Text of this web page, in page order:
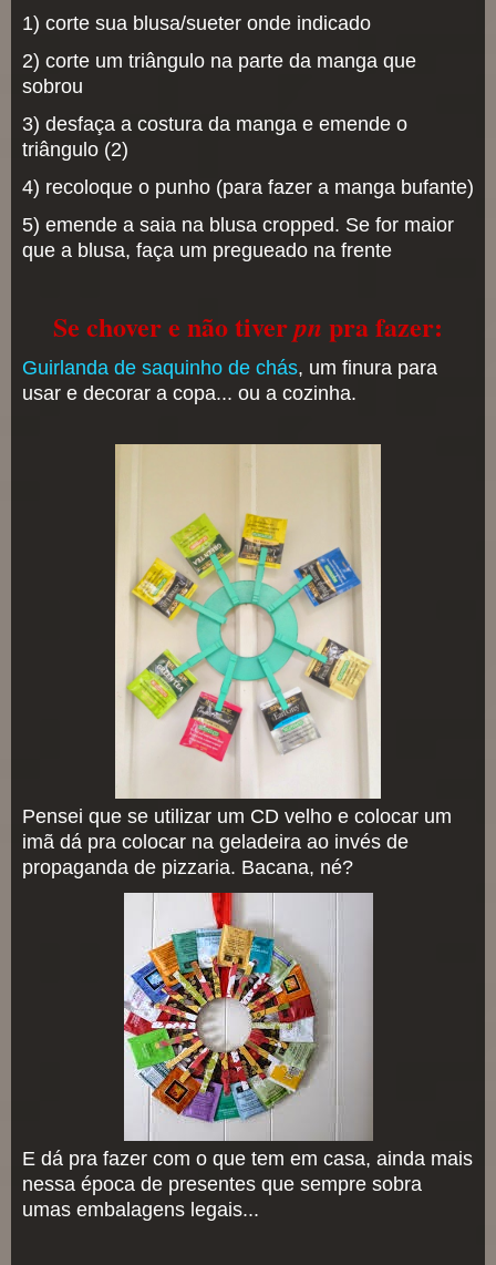
1) corte sua blusa/sueter onde indicado
2) corte um triângulo na parte da manga que
sobrou
3) desfaça a costura da manga e emende o
triângulo (2)
4) recoloque o punho (para fazer a manga bufante)
5) emende a saia na blusa cropped. Se for maior
que a blusa, faça um pregueado na frente
Se chover e não tiverpn pra fazer:
Guirlanda de saquinho de chás, um finura para
usar e decorar a copa... ou a cozinha.
Pensei que se utilizar um CD velho e colocar um
imã dá pra colocar na geladeira ao invés de
propaganda de pizzaria. Bacana, né?
E dá pra fazer com o que tem em casa, ainda mais
nessa época de presentes que sempre sobra
umas embalagens legais...